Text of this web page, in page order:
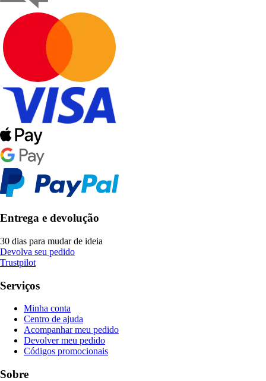
Entrega e devolução
30 dias para mudar de ideia
Devolva seu pedido
Trustpilot
Serviços
Minha conta
Centro de ajuda
Acompanhar meu pedido
Devolver meu pedido
Códigos promocionais
Sobre